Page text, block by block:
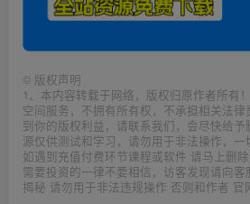
© 版权声明
1、本内容转载于网络，版权归原作者所有
空间服务，不拥有所有权，不承担相关法
到你的版权利益，请联系我们，会尽快给
源仅供测试和学习，请勿用于非法操作，一
如遇到充值付费环节课程或软件 请马上删
需要投资的一律不要相信，访客发现请向
揭秘 请勿用于非法违规操作 否则和作者 官